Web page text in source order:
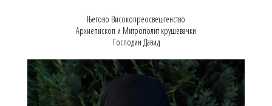
Његово Високопреосвештенство
Архиепископ и Митрополит крушевачки
Господин Давид